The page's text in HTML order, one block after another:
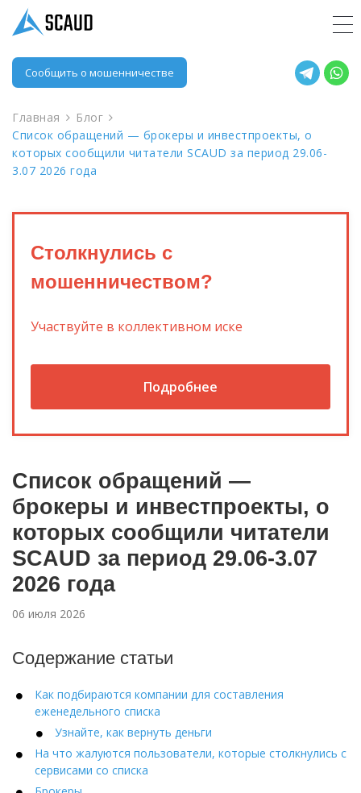
Сообщить о мошенничестве
Главная
Блог
Список обращений — брокеры и инвестпроекты, о
которых сообщили читатели SCAUD за период 29.06-
3.07 2026 года
Столкнулись с
мошенничеством?
Участвуйте в коллективном иске
Подробнее
Список обращений —
брокеры и инвестпроекты, о
которых сообщили читатели
SCAUD за период 29.06-3.07
2026 года
06 июля 2026
Содержание статьи
Как подбираются компании для составления
еженедельного списка
Узнайте, как вернуть деньги
На что жалуются пользователи, которые столкнулись с
сервисами со списка